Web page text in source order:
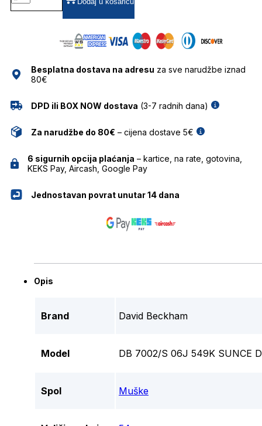
NAOČALE
DAVID
Besplatna dostava na adresu za sve narudžbe iznad
80€
DPD ili BOX NOW dostava (3-7 radnih dana)
Za narudžbe do 80€ – cijena dostave 5€
6 sigurnih opcija plaćanja – kartice, na rate, gotovina,
KEKS Pay, Aircash, Google Pay
Jednostavan povrat unutar 14 dana
Opis
Brand David Beckham
Model DB 7002/S 06J 549K SUNCE
Spol Muške